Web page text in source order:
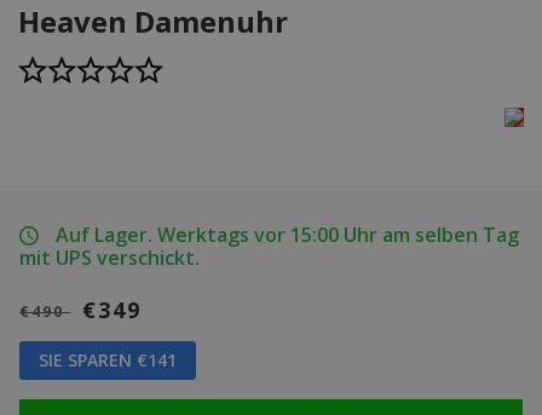
Heaven Damenuhr
Auf Lager. Werktags vor 15:00 Uhr am selben Tag
mit UPS verschickt.
€490 €349
SIE SPAREN €141